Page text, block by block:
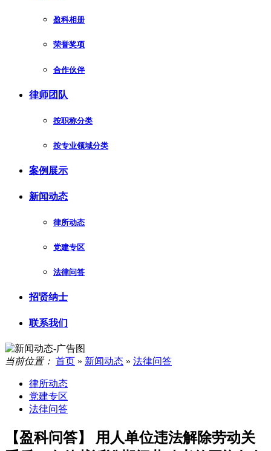
盈科相册
荣誉奖项
合作伙伴
律师团队
按职称分类
按专业领域分类
案例展示
新闻动态
律所动态
党建专区
法律问答
招贤纳士
联系我们
当前位置： 首页 » 新闻动态 » 法律问答
律所动态
党建专区
法律问答
【盈科问答】 用人单位违法解除劳动关